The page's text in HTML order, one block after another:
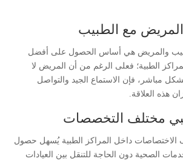
مع الطبيب
والمريض هي أساس الحصول على أفضل
الطبية؛ فعلى الرغم من أن المريض لا
مباشر، فإن الاستماع الجيد والتواصل
هذه العلاقة.
مختلف التخصصات
الاختصاصات داخل المراكز الطبية يُسهل حصول
الصحية دون الحاجة للتنقل بين العيادات